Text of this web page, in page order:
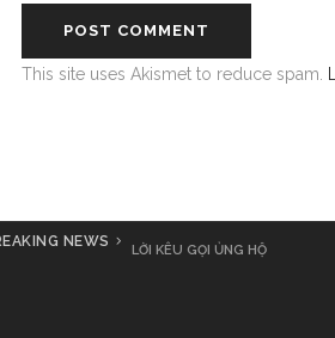
This site uses Akismet to reduce spam.
NEWS
LỜI KÊU GỌI ỦNG HỘ